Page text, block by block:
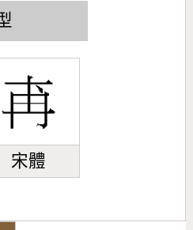
宋體